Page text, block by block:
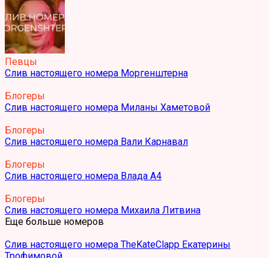
Певцы
Слив настоящего номера Моргенштерна
Блогеры
Слив настоящего номера Миланы Хаметовой
Блогеры
Слив настоящего номера Вали Карнавал
Блогеры
Слив настоящего номера Влада А4
Блогеры
Слив настоящего номера Михаила Литвина
Еще больше номеров
Слив настоящего номера TheKateClapp Екатерины